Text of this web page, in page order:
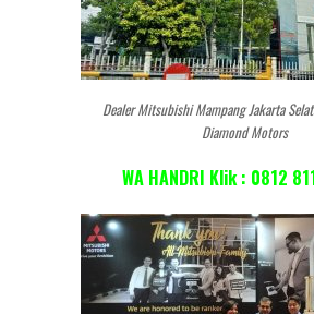
Dealer Mitsubishi Mampang Jakarta
Diamond Motors
WA HANDRI Klik : 0812